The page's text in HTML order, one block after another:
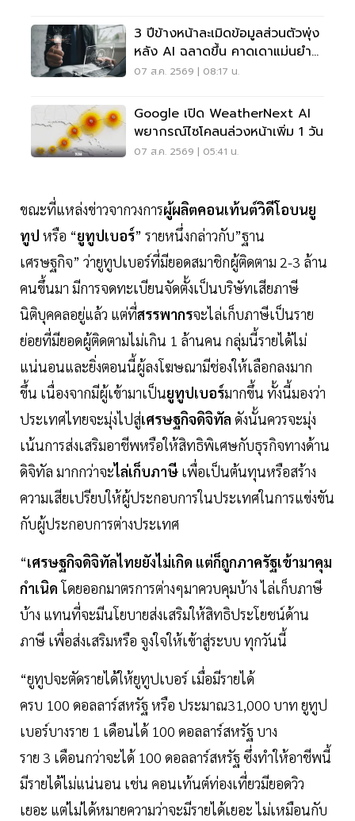
3 ปีข้างหน้าละเมิดข้อมูลส่วนตัวพุ่ง
หลัง AI ฉลาดขึ้น คาดเดาแม่นยำ
กว่าเดิม
07 ส.ค. 2569 | 08:17 น.
Google เปิด WeatherNext AI
พยากรณ์ไซโคลนล่วงหน้าเพิ่ม 1 วัน
07 ส.ค. 2569 | 05:41 น.
ขณะที่แหล่งข่าวจากวงการผู้ผลิตคอนเท้นต์วิดีโอบนยู
ทูป หรือ “ยูทูปเบอร์” รายหนึ่งกล่าวกับ”ฐาน
เศรษฐกิจ” ว่ายูทูปเบอร์ที่มียอดสมาชิกผู้ติดตาม 2-3 ล้าน
คนขึ้นมา มีการจดทะเบียนจัดตั้งเป็นบริษัทเสียภาษี
นิติบุคคลอยู่แล้ว แต่ที่สรรพากรจะไล่เก็บภาษีเป็นราย
ย่อยที่มียอดผู้ติดตามไม่เกิน 1 ล้านคน กลุ่มนี้รายได้ไม่
แน่นอนและยิ่งตอนนี้ผู้ลงโฆษณามีช่องให้เลือกลงมาก
ขึ้น เนื่องจากมีผู้เข้ามาเป็นยูทูปเบอร์มากขึ้น ทั้งนี้มองว่า
ประเทศไทยจะมุ่งไปสู่เศรษฐกิจดิจิทัล ดังนั้นควรจะมุ่ง
เน้นการส่งเสริมอาชีพหรือให้สิทธิพิเศษกับธุรกิจทางด้าน
ดิจิทัล มากกว่าจะไล่เก็บภาษี เพื่อเป็นต้นทุนหรือสร้าง
ความเสียเปรียบให้ผู้ประกอบการในประเทศในการแข่งขัน
กับผู้ประกอบการต่างประเทศ
“เศรษฐกิจดิจิทัลไทยยังไม่เกิด แต่ก็ถูกภาครัฐเข้ามาคุม
กำเนิดโดยออกมาตรการต่างๆมาควบคุมบ้าง ไล่เก็บภาษี
บ้าง แทนที่จะมีนโยบายส่งเสริมให้สิทธิประโยชน์ด้าน
ภาษี เพื่อส่งเสริมหรือ จูงใจให้เข้าสู่ระบบ ทุกวันนี้
“ยูทูปจะตัดรายได้ให้ยูทูปเบอร์ เมื่อมีรายได้
ครบ 100 ดอลลาร์สหรัฐ หรือ ประมาณ31,000 บาท ยูทูป
เบอร์บางราย 1 เดือนได้ 100 ดอลลาร์สหรัฐ บาง
ราย 3 เดือนกว่าจะได้ 100 ดอลลาร์สหรัฐ ซึ่งทำให้อาชีพนี้
มีรายได้ไม่แน่นอน เช่น คอนเท้นต์ท่องเที่ยวมียอดวิว
เยอะ แต่ไม่ได้หมายความว่าจะมีรายได้เยอะ ไม่เหมือนกับ